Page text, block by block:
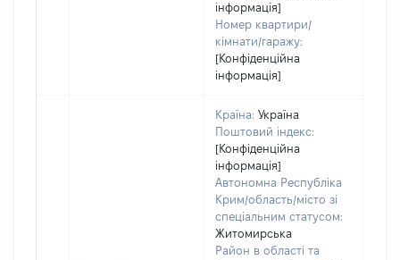
інформація]
Номер квартири/
кімнати/гаражу:
[Конфіденційна
інформація]
Країна: Україна
Поштовий індекс:
[Конфіденційна
інформація]
Автономна Республіка
Крим/область/місто зі
спеціальним статусом:
Житомирська
Район в області та